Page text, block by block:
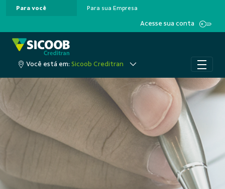
Pular para o Conteúdo principal
Para você Para sua Empresa
Acesse sua conta
Você está em: Sicoob Creditran